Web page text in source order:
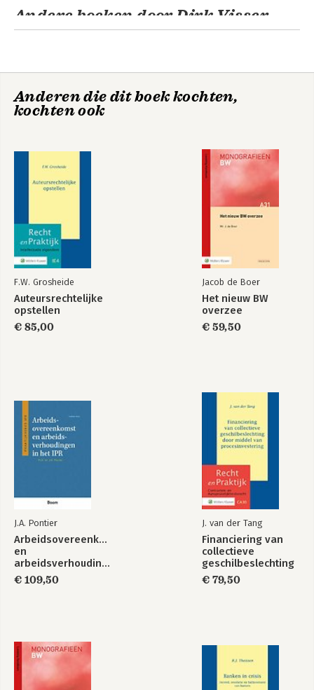
Misleidende (B2B)
vergelijkende
reclame
Misleidende (B2B)
vergelijkende
Auteursrecht
Studenteneditie
Oneerlijke
handelspraktijken
jegens
Andere boeken door Dirk Visser
Intellectuele
Tekst &
Commentaar
Intellectuele
eigendom
Merkenrechtspraak
HvJ EU
Hoofdstukken
intellectuele
eigendom
Bekijk alle boeken
Anderen die dit boek kochten,
kochten ook
F.W. Grosheide
Auteursrechtelijke
opstellen
€ 85,00
Jacob de Boer
Het nieuw BW
overzee
€ 59,50
J.A. Pontier
Arbeidsovereenkomst
en
arbeidsverhoudingen
in het IPR
€ 109,50
J. van der Tang
Financiering van
collectieve
geschilbeslechting
dmv
procesinvestering
€ 79,50